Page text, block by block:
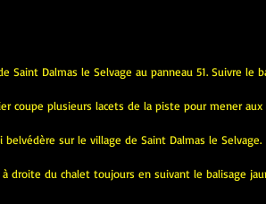
Saint Dalmas le Selvage au panneau 51. Suivre le
coupe plusieurs lacets de la piste pour mener aux
belvédère sur le village de Saint Dalmas le Selvage.
à droite du chalet toujours en suivant le balisage